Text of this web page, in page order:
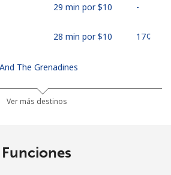
29 min por ⁦$10⁩ -
28 min por ⁦$10⁩ ⁦17¢⁩
The Grenadines
32 min por ⁦$10⁩
Ver más destinos
Funciones